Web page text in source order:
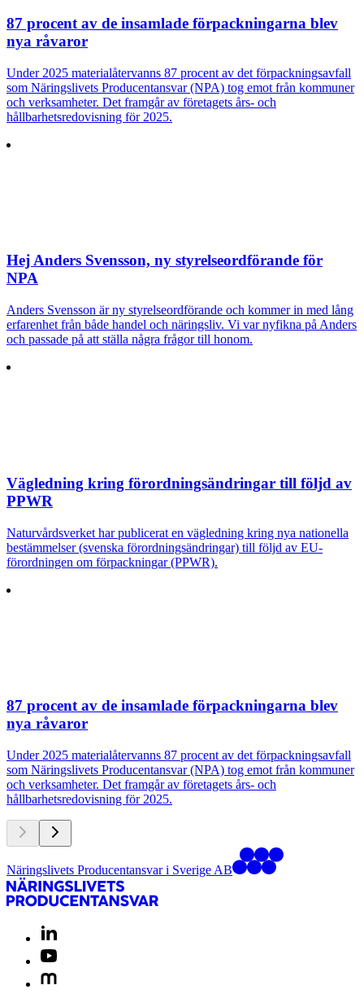
87 procent av de insamlade förpackningarna blev
nya råvaror
Under 2025 materialåtervanns 87 procent av det förpackningsavfall
som Näringslivets Producentansvar (NPA) tog emot från kommuner
och verksamheter. Det framgår av företagets års- och
hållbarhetsredovisning för 2025.
Hej Anders Svensson, ny styrelseordförande för
NPA
Anders Svensson är ny styrelseordförande och kommer in med lång
erfarenhet från både handel och näringsliv. Vi var nyfikna på Anders
och passade på att ställa några frågor till honom.
Vägledning kring förordningsändringar till följd av
PPWR
Naturvårdsverket har publicerat en vägledning kring nya nationella
bestämmelser (svenska förordningsändringar) till följd av EU-
förordningen om förpackningar (PPWR).
87 procent av de insamlade förpackningarna blev
nya råvaror
Under 2025 materialåtervanns 87 procent av det förpackningsavfall
som Näringslivets Producentansvar (NPA) tog emot från kommuner
och verksamheter. Det framgår av företagets års- och
hållbarhetsredovisning för 2025.
Näringslivets Producentansvar i Sverige AB